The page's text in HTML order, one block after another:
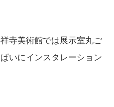
寺美術館では展示室丸ご
いにインスタレーション